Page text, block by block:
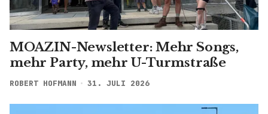
MOAZIN-Newsletter: Mehr Songs,
mehr Party, mehr U-Turmstraße
ROBERT HOFMANN 31. JULI 2026